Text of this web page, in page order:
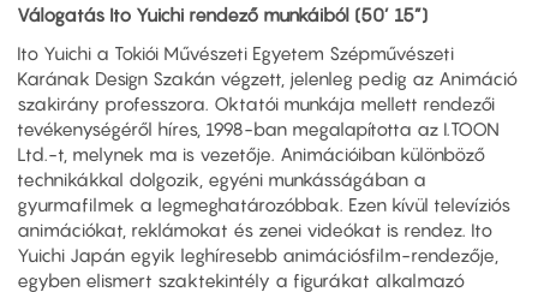
Válogatás Ito Yuichi rendező munkáiból (50’ 15”)
Ito Yuichi a Tokiói Művészeti Egyetem Szépművészeti
Karának Design Szakán végzett, jelenleg pedig az Animáció
szakirány professzora. Oktatói munkája mellett rendezői
tevékenységéről híres, 1998-ban megalapította az I.TOON
Ltd.-t, melynek ma is vezetője. Animációiban különböző
technikákkal dolgozik, egyéni munkásságában a
gyurmafilmek a legmeghatározóbbak. Ezen kívül televíziós
animációkat, reklámokat és zenei videókat is rendez. Ito
Yuichi Japán egyik leghíresebb animációsfilm-rendezője,
egyben elismert szaktekintély a figurákat alkalmazó